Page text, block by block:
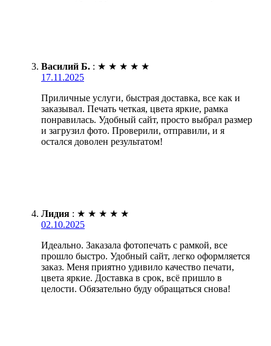
Василий Б. : ★ ★ ★ ★ ★
17.11.2025
Приличные услуги, быстрая доставка, все как и
заказывал. Печать четкая, цвета яркие, рамка
понравилась. Удобный сайт, просто выбрал размер
и загрузил фото. Проверили, отправили, и я
остался доволен результатом!
Лидия : ★ ★ ★ ★ ★
02.10.2025
Идеально. Заказала фотопечать с рамкой, все
прошло быстро. Удобный сайт, легко оформляется
заказ. Меня приятно удивило качество печати,
цвета яркие. Доставка в срок, всё пришло в
целости. Обязательно буду обращаться снова!